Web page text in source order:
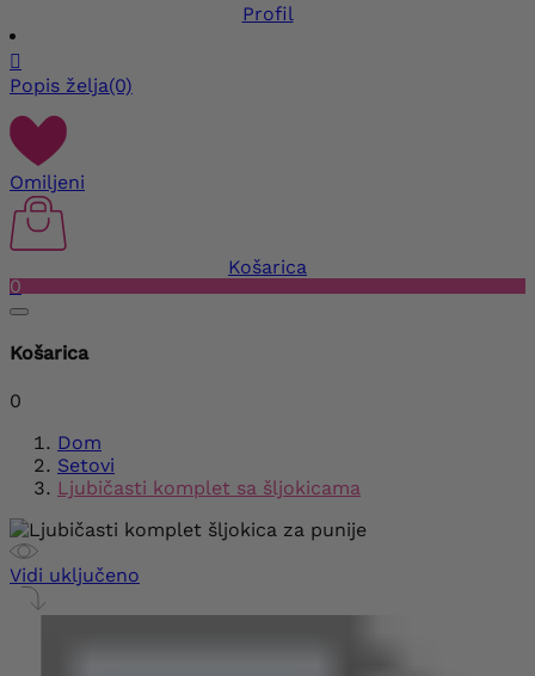
Profil

Popis želja(0)
Omiljeni
Košarica
0
Košarica
0
Dom
Setovi
Ljubičasti komplet sa šljokicama
Vidi uključeno